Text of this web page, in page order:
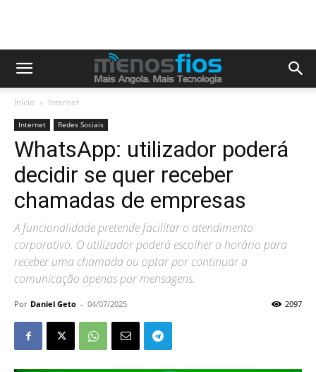
Início Internet
Internet Redes Sociais
WhatsApp: utilizador poderá
decidir se quer receber
chamadas de empresas
A funcionalidade pretende facilitar o atendimento
corporativo. O utilizador poderá escolher o horário para
receber uma chamada ou optar por continuar a
comunicação apenas por mensagens.
Por Daniel Geto - 04/07/2025 2097